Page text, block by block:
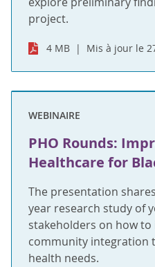
project.
4 MB Mis à jour le
WEBINAIRE
PHO Rounds:
Healthcare for
The presentation
year research study of
stakeholders on how
community integration
health needs.